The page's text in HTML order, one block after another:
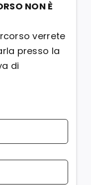
NON È
verrete
presso la
di